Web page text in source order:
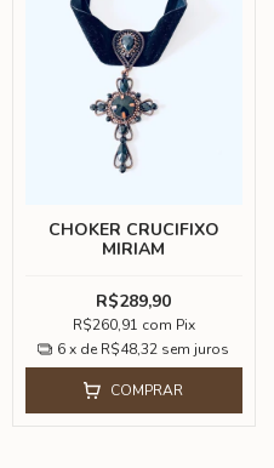
CHOKER CRUCIFIXO
MIRIAM
R$289,90
R$260,91 com Pix
6 x de R$48,32 sem juros
COMPRAR